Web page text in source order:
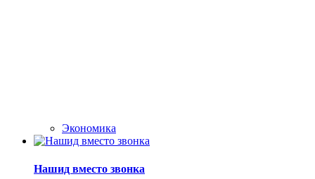
Экономика
Нашид вместо звонка